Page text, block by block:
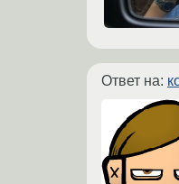
Ответ на: